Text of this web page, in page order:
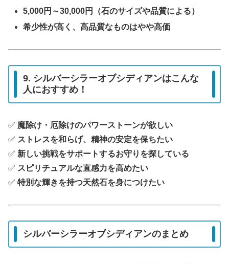
5,000円～30,000円（石のサイズや品質による）
希少性が高く、高品質なものはやや高価
9. シルバーシラーオブシディアンはこんな
人におすすめ！
✅ 魔除け・厄除けのパワーストーンが欲しい
✅ ストレスを和らげ、精神の安定を保ちたい
✅ 新しい挑戦をサポートするお守りを探している
✅ スピリチュアルな直感力を高めたい
✅ 特別な輝きを持つ天然石を身につけたい
シルバーシラーオブシディアンのまとめ